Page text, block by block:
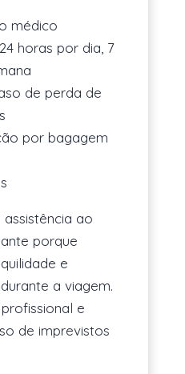
médico
horas por dia, 7
de perda de
por bagagem
ao
porque
e
a viagem.
e
de imprevistos